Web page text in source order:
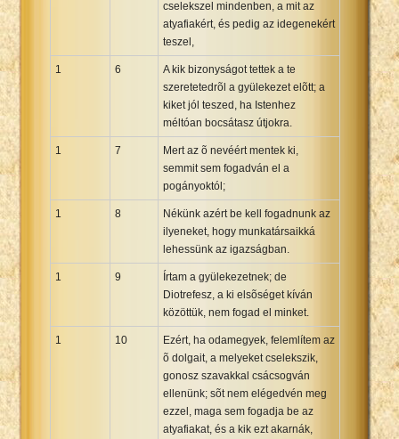
cselekszel mindenben, a mit az
atyafiakért, és pedig az idegenekért
teszel,
1 6
A kik bizonyságot tettek a te
szeretetedrõl a gyülekezet elõtt; a
kiket jól teszed, ha Istenhez
méltóan bocsátasz útjokra.
1 7
Mert az õ nevéért mentek ki,
semmit sem fogadván el a
pogányoktól;
1 8
Nékünk azért be kell fogadnunk az
ilyeneket, hogy munkatársaikká
lehessünk az igazságban.
1 9
Írtam a gyülekezetnek; de
Diotrefesz, a ki elsõséget kíván
közöttük, nem fogad el minket.
1 10
Ezért, ha odamegyek, felemlítem az
õ dolgait, a melyeket cselekszik,
gonosz szavakkal csácsogván
ellenünk; sõt nem elégedvén meg
ezzel, maga sem fogadja be az
atyafiakat, és a kik ezt akarnák,